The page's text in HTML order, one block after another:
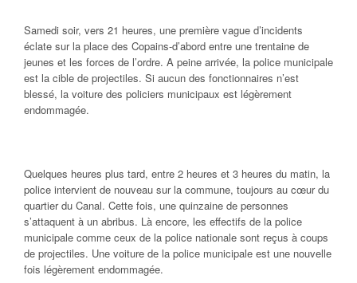
Samedi soir, vers 21 heures, une première vague d’incidents
éclate sur la place des Copains-d’abord entre une trentaine de
jeunes et les forces de l’ordre. A peine arrivée, la police municipale
est la cible de projectiles. Si aucun des fonctionnaires n’est
blessé, la voiture des policiers municipaux est légèrement
endommagée.
Quelques heures plus tard, entre 2 heures et 3 heures du matin, la
police intervient de nouveau sur la commune, toujours au cœur du
quartier du Canal. Cette fois, une quinzaine de personnes
s’attaquent à un abribus. Là encore, les effectifs de la police
municipale comme ceux de la police nationale sont reçus à coups
de projectiles. Une voiture de la police municipale est une nouvelle
fois légèrement endommagée.